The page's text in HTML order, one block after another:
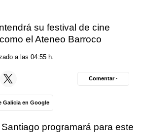
su festival de cine
el Ateneo Barroco
a las 04:55 h.
Galicia en Google
Comentar ·
programará para este